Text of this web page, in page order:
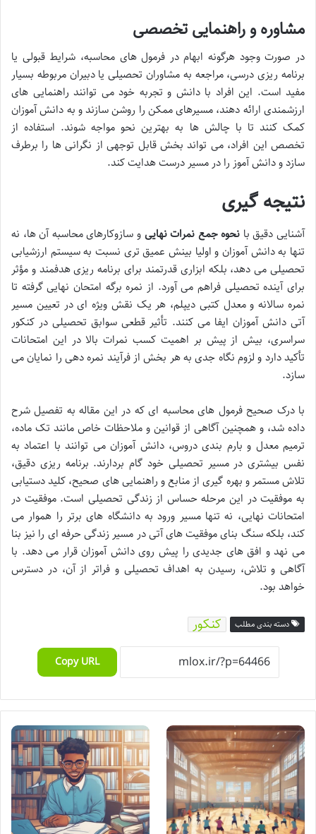
مشاوره و راهنمایی تخصصی
در صورت وجود هرگونه ابهام در فرمول های محاسبه، شرایط قبولی یا
برنامه ریزی درسی، مراجعه به مشاوران تحصیلی یا دبیران مربوطه بسیار
مفید است. این افراد با دانش و تجربه خود می توانند راهنمایی های
ارزشمندی ارائه دهند، مسیرهای ممکن را روشن سازند و به دانش آموزان
کمک کنند تا با چالش ها به بهترین نحو مواجه شوند. استفاده از
تخصص این افراد، می تواند بخش قابل توجهی از نگرانی ها را برطرف
سازد و دانش آموز را در مسیر درست هدایت کند.
نتیجه گیری
آشنایی دقیق با نحوه جمع نمرات نهایی و سازوکارهای محاسبه آن ها، نه
تنها به دانش آموزان و اولیا بینش عمیق تری نسبت به سیستم ارزشیابی
تحصیلی می دهد، بلکه ابزاری قدرتمند برای برنامه ریزی هدفمند و مؤثر
برای آینده تحصیلی فراهم می آورد. از نمره برگه امتحان نهایی گرفته تا
نمره سالانه و معدل کتبی دیپلم، هر یک نقش ویژه ای در تعیین مسیر
آتی دانش آموزان ایفا می کنند. تأثیر قطعی سوابق تحصیلی در کنکور
سراسری، بیش از پیش بر اهمیت کسب نمرات بالا در این امتحانات
تأکید دارد و لزوم نگاه جدی به هر بخش از فرآیند نمره دهی را نمایان می
سازد.
با درک صحیح فرمول های محاسبه ای که در این مقاله به تفصیل شرح
داده شد، و همچنین آگاهی از قوانین و ملاحظات خاص مانند تک ماده،
ترمیم معدل و بارم بندی دروس، دانش آموزان می توانند با اعتماد به
نفس بیشتری در مسیر تحصیلی خود گام بردارند. برنامه ریزی دقیق،
تلاش مستمر و بهره گیری از منابع و راهنمایی های صحیح، کلید دستیابی
به موفقیت در این مرحله حساس از زندگی تحصیلی است. موفقیت در
امتحانات نهایی، نه تنها مسیر ورود به دانشگاه های برتر را هموار می
کند، بلکه سنگ بنای موفقیت های آتی در مسیر زندگی حرفه ای را نیز بنا
می نهد و افق های جدیدی را پیش روی دانش آموزان قرار می دهد. با
آگاهی و تلاش، رسیدن به اهداف تحصیلی و فراتر از آن، در دسترس
خواهد بود.
دسته بندی مطلب کنکور
Copy URL